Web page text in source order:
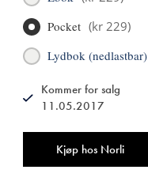
Pocket (kr 229)
Lydbok (nedlastbar)
Kjøp hos Norli
Kommer for salg
11.05.2017